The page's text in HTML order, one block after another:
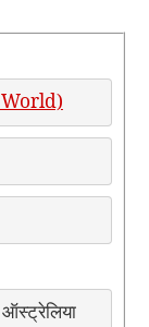
World)
ऑस्ट्रेलिया